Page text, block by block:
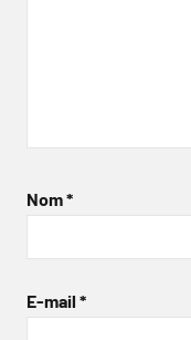
Nom*
E-mail *